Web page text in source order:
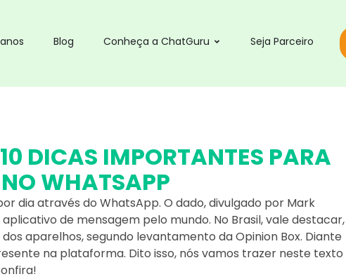
Blog Conheça a ChatGuru Seja Parceiro
DICAS IMPORTANTES PARA
WHATSAPP
dia através do WhatsApp. O dado, divulgado por Mark
de mensagem pelo mundo. No Brasil, vale
aparelhos, segundo levantamento da Opinion Box. Diante
na plataforma. Dito isso, nós vamos trazer neste texto